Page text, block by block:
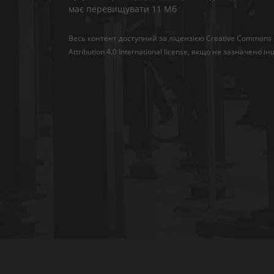
має перевищувати 11 Мб
Весь контент доступний за ліцензією Creative Commons
Attribution 4.0 International license, якщо не зазначено